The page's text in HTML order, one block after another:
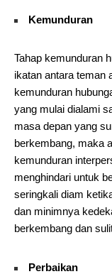
Kemunduran
Tahap kemunduran
ikatan antara teman
kemunduran
yang mulai dialami
masa depan yang
berkembang, maka
kemunduran
menghindari untuk
seringkali diam
dan minimnya
berkembang dan
Perbaikan